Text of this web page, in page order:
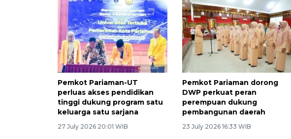
Pemkot Pariaman-UT
perluas akses pendidikan
tinggi dukung program satu
keluarga satu sarjana
27 July 2026 20:01 WIB
Pemkot Pariaman dorong
DWP perkuat peran
perempuan dukung
pembangunan daerah
23 July 2026 16:33 WIB